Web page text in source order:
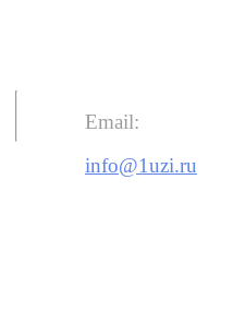
Email:
info@1uzi.ru